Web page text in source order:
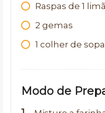
Raspas de 1
2 gemas
1 colher de
Modo de